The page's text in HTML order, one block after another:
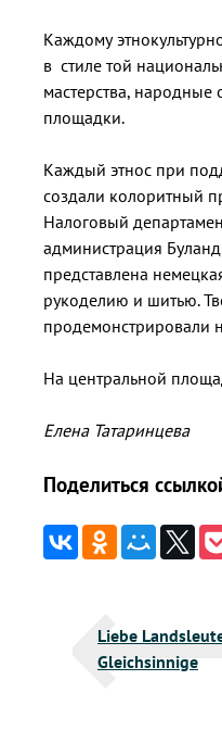
Каждому
в стиле той
мастерства, народные
площадки.
Каждый этнос при
создали колоритный
Налоговый
администрация
представлена
рукоделию и шитью.
продемонстрировали
На центральной
Елена Татаринцева
Поделиться
Liebe
Gleichsinnige